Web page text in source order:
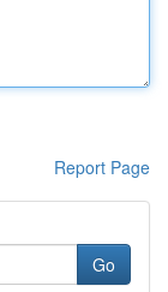
Report Page
Go